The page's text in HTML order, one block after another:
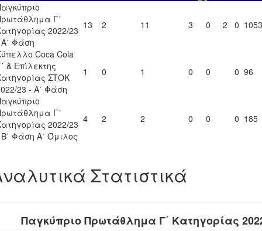
Γ΄
2022/23
Φάση
13 2 11 3 0 2 0 1053
Coca Cola
& Επίλεκτης
ΣΤΟΚ
23 - Α΄ Φάση
1 0 1 0 0 0 96
Γ΄
2022/23
Φάση Α΄ Όμιλος
4 2 2 0 0 0 185
Στατιστικά
Παγκύπριο Πρωτάθλημα Γ΄ Κατηγορίας